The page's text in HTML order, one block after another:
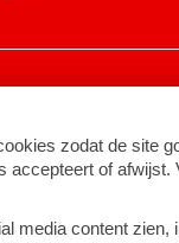
©2026BNNVARA